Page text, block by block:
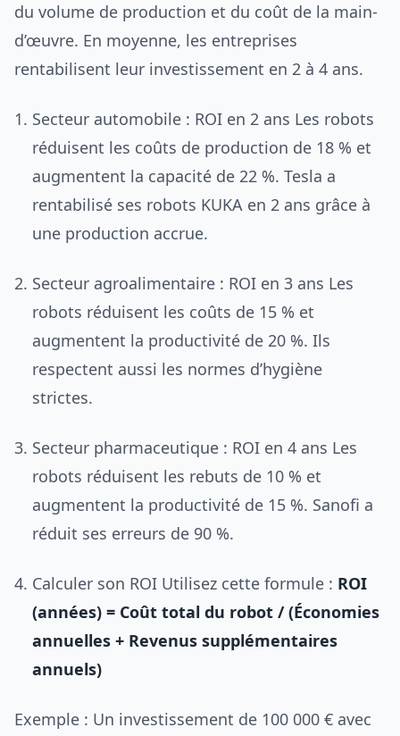
du volume de production et du coût de la main-
d’œuvre. En moyenne, les entreprises
rentabilisent leur investissement en 2 à 4 ans.
Secteur automobile : ROI en 2 ans Les robots
réduisent les coûts de production de 18 % et
augmentent la capacité de 22 %. Tesla a
rentabilisé ses robots KUKA en 2 ans grâce à
une production accrue.
Secteur agroalimentaire : ROI en 3 ans Les
robots réduisent les coûts de 15 % et
augmentent la productivité de 20 %. Ils
respectent aussi les normes d’hygiène
strictes.
Secteur pharmaceutique : ROI en 4 ans Les
robots réduisent les rebuts de 10 % et
augmentent la productivité de 15 %. Sanofi a
réduit ses erreurs de 90 %.
Calculer son ROI Utilisez cette formule : ROI
(années) = Coût total du robot / (Économies
annuelles + Revenus supplémentaires
annuels)
Exemple : Un investissement de 100 000 € avec